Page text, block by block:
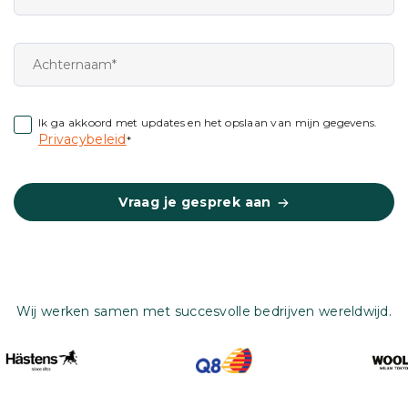
Ik ga akkoord met updates en het opslaan van mijn gegevens.
Privacybeleid*
Vraag je gesprek aan
Wij werken samen met succesvolle bedrijven wereldwijd.